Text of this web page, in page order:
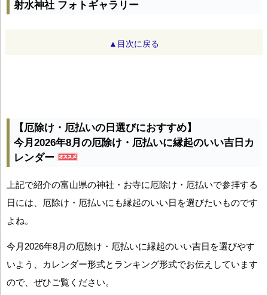
射水神社 フォトギャラリー
▲目次に戻る
【厄除け・厄払いの日選びにおすすめ】
今月2026年8月の厄除け・厄払いに縁起のいい吉日カ
レンダー
上記で紹介の富山県の神社・お寺に厄除け・厄払いで参拝する
日には、厄除け・厄払いにも縁起のいい日を選びたいものです
よね。
今月2026年8月の厄除け・厄払いに縁起のいい吉日を選びやす
いよう、カレンダー形式とランキング形式でお伝えしています
ので、ぜひご覧ください。